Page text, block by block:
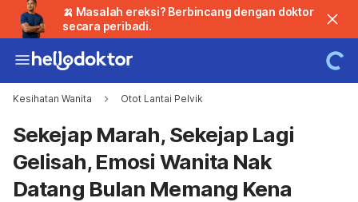
🍌 Masalah ereksi? Berbincang dengan doktor
secara peribadi.
Kesihatan Wanita Otot Lantai Pelvik
Sekejap Marah, Sekejap Lagi
Gelisah, Emosi Wanita Nak
Datang Bulan Memang Kena